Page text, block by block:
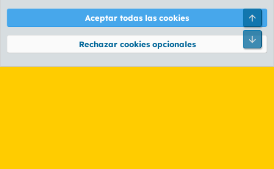
Términos y reglas Política de privacidad Ayuda
Community platform by XenForo® © 2010-2026 XenForo Ltd.
Aceptar todas las cookies
Rechazar cookies opcionales
Pie